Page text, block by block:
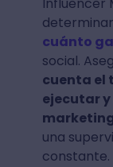
Influencer
cuánto
social.
cuenta el
ejecutar
una
constante.